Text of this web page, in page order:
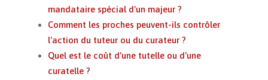
mandataire spécial d'un majeur ?
Comment les proches peuvent-ils contrôler
l'action du tuteur ou du curateur ?
Quel est le coût d'une tutelle ou d'une
curatelle ?